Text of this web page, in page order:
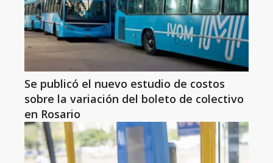
Se publicó el nuevo estudio de costos
sobre la variación del boleto de colectivo
en Rosario